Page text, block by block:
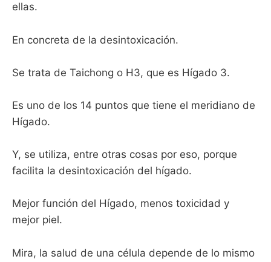
ellas.
En concreta de la desintoxicación.
Se trata de Taichong o H3, que es Hígado 3.
Es uno de los 14 puntos que tiene el meridiano de
Hígado.
Y, se utiliza, entre otras cosas por eso, porque
facilita la desintoxicación del hígado.
Mejor función del Hígado, menos toxicidad y
mejor piel.
Mira, la salud de una célula depende de lo mismo